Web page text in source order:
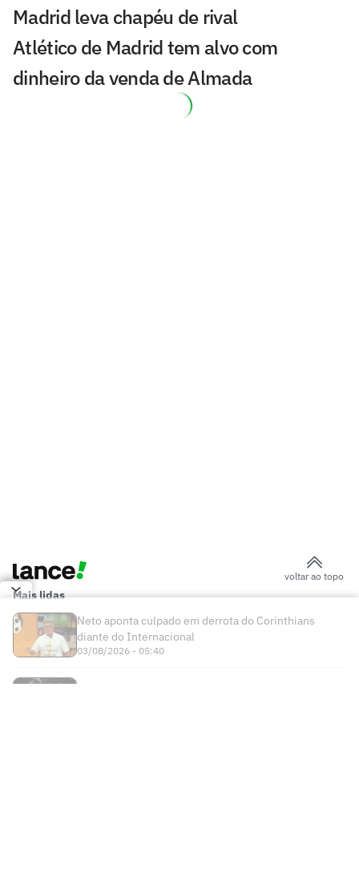
Madrid leva chapéu de rival
Atlético de Madrid tem alvo com
dinheiro da venda de Almada
Atlético de Madrid tem alvo com
do mercado da bola internacional
River Plate vence disputa com
Flamengo e fecha acordo por Thiago
Almada por R$ 120 milhões
Leonardo Jardim e Filipe Luís são